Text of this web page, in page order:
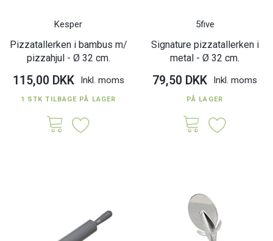
Kesper
Pizzatallerken i bambus m/
pizzahjul - Ø 32 cm.
115,00 DKK Inkl. moms
1 STK TILBAGE PÅ LAGER
5five
Signature pizzatallerken i
metal - Ø 32 cm.
79,50 DKK Inkl. moms
PÅ LAGER